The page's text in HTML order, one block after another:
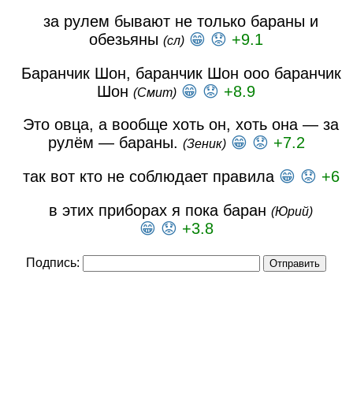
за рулем бывают не только бараны и
обезьяны (сл) 😁 😟 +9.1
Баранчик Шон, баранчик Шон ооо баранчик
Шон (Смит) 😁 😟 +8.9
Это овца, а вообще хоть он, хоть она — за
рулём — бараны. (Зеник) 😁 😟 +7.2
так вот кто не соблюдает правила 😁 😟 +6
в этих приборах я пока баран (Юрий)
😁 😟 +3.8
Подпись: